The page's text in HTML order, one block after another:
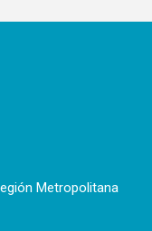
Metropolitana